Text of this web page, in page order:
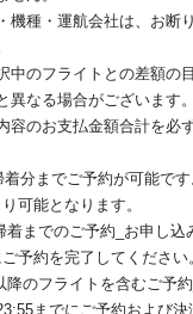
機種・運航会社は、お断
中のフライトとの差額の
異なる場合がございます
容のお支払金額合計を必
分までご予約が可能で
可能となります。
着までのご予約_お申し込
予約を完了してください
降のフライトを含むご予
までにご予約および